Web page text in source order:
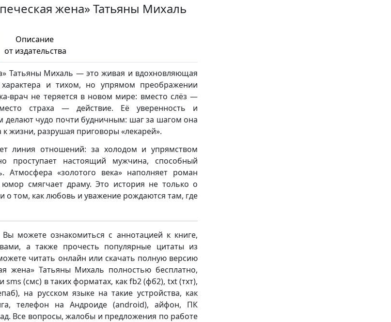
жена» Татьяны Михаль
Описание
от издательства
Татьяны Михаль — это живая и вдохновляющая
и тихом, но упрямом преображении
врач не теряется в новом мире: вместо слёз —
страха — действие. Её уверенность и
делают чудо почти будничным: шаг за шагом она
жизни, разрушая приговоры «лекарей».
линия отношений: за холодом и упрямством
проступает настоящий мужчина, способный
Атмосфера «золотого века» наполняет роман
смягчает драму. Это история не только о
о том, как любовь и уважение рождаются там, где
можете ознакомиться с аннотацией к книге,
а также прочесть популярные цитаты из
читать онлайн или скачать полную версию
жена» Татьяны Михаль полностью бесплатно,
sms (смс) в таких форматах, как fb2 (фб2), txt (тхт),
на русском языке на такие устройства, как
телефон на Андроиде (android), айфон, ПК
Все вопросы, жалобы и предложения по работе